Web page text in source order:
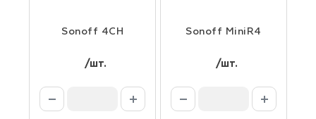
Sonoff 4CH
/шт.
Sonoff MiniR4
/шт.